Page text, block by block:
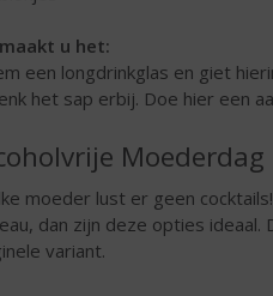
u het:
een longdrinkglas en giet
het sap erbij. Doe hier een
Moederdag
moeder lust er geen
dan zijn deze opties ideaal.
variant.